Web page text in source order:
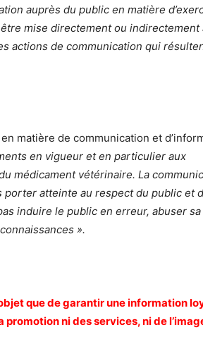
auprès du public en matière
mise directement ou
actions de communication qui
matière de communication et
en vigueur et en particulier aux
médicament vétérinaire. La
atteinte au respect du public et
induire le public en erreur, abuser sa
».
que de garantir une information
ni des services, ni de